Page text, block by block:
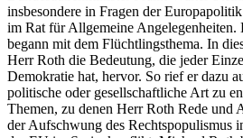
insbesondere in Fragen der
im Rat für Allgemeine Angelegenheiten.
begann mit dem Flüchtlingsthema. In
Herr Roth die Bedeutung, die jeder
Demokratie hat, hervor. So rief er dazu
politische oder gesellschaftliche Art zu
Themen, zu denen Herr Roth Rede und
der Aufschwung des Rechtspopulismus